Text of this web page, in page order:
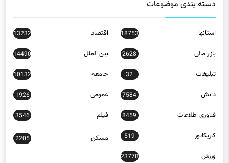
دسته بندی موضوعات
استانها 18753 اقتصاد 13232
بازار مالی 2628 بین الملل 14490
تبلیغات 32 جامعه 10132
دانش 7584 عمومی 1926
فناوری اطلاعات 8459 فیلم 3546
کاریکاتور 519 مسکن 2205
ورزش 23778